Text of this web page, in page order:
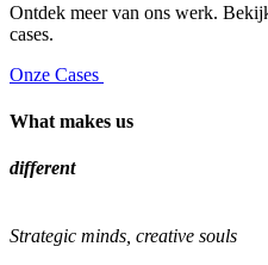
Ontdek meer van ons werk.
cases.
Onze Cases
What makes us
different
Strategic minds, creative souls